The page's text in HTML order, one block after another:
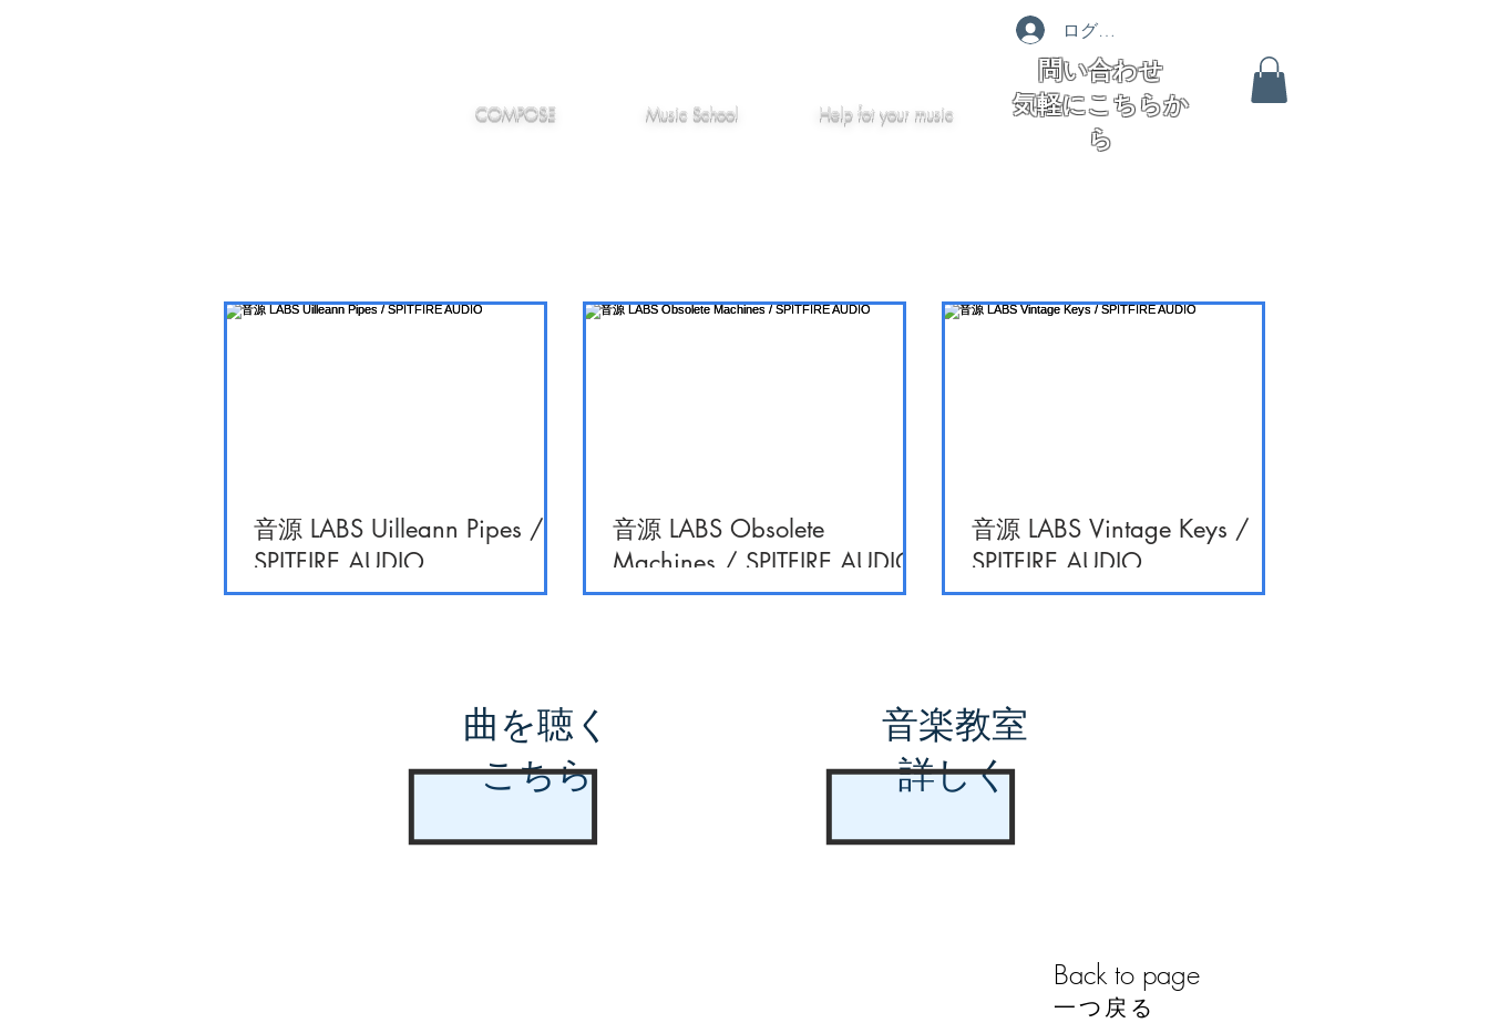
COMPOSE Music School Helpfot your music
ログイン
問い合わせ
気軽にこちらか
ら
音源 LABS Uilleann Pipes /
SPITFIRE AUDIO
音源 LABS Obsolete
Machines / SPITFIRE AUDIO
音源 LABS Vintage Keys /
SPITFIRE AUDIO
曲を聴く
こちら
音楽教室
詳しく
Back to page
一つ戻る